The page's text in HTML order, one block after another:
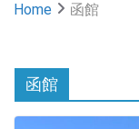
Home 函館
函館